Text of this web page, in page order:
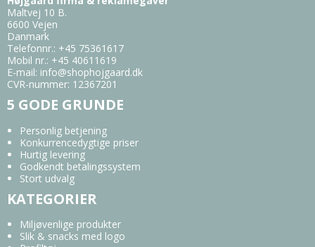
Maltvej 10 B.
6600 Vejen
Danmark
Telefonnr.: +45 75361617
Mobil nr.: +45 40611619
E-mail: info@shophojgaard.dk
CVR-nummer: 12367201
5 GODE GRUNDE
Personlig betjening
Konkurrencedygtige priser
Hurtig levering
Godkendt betalingssystem
Stort udvalg
KATEGORIER
Miljøvenlige produkter
Slik & snacks med logo